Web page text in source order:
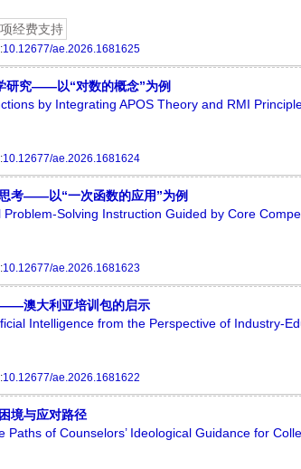
经费支持
10.12677/ae.2026.1681625
研究——以“对数的概念”为例
by Integrating APOS Theory and RMI
10.12677/ae.2026.1681624
考——以“一次函数的应用”为例
Solving Instruction Guided by Core
10.12677/ae.2026.1681623
澳大利亚培训包的启示
Intelligence from the Perspective of Industry-
10.12677/ae.2026.1681622
境与应对路径
of Counselors’ Ideological Guidance for